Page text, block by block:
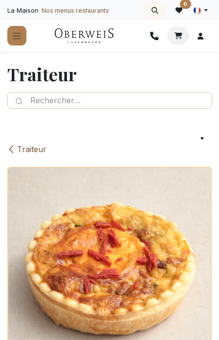
La Maison Nos menus restaurants
0
Traiteur
Traiteur